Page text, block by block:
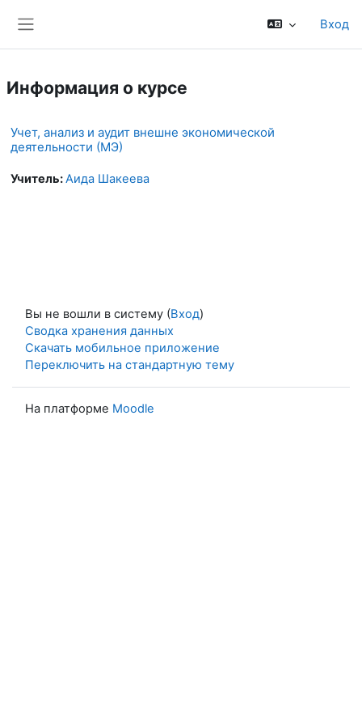
Вход
Информация о курсе
Учет, анализ и аудит внешне экономической
деятельности (МЭ)
Учитель:Аида Шакеева
Вы не вошли в систему (Вход)
Сводка хранения данных
Скачать мобильное приложение
Переключить на стандартную тему
На платформе Moodle